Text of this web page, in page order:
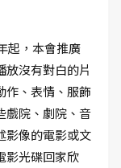
起，本會推廣
放沒有對白的片
作、表情、服飾
戲院、劇院、音
影像的電影或文
影光碟回家欣